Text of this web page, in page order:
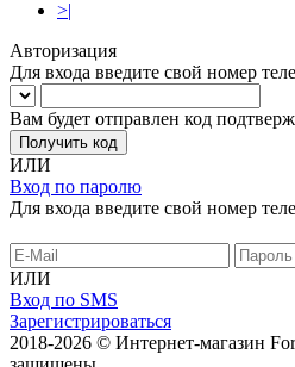
>|
Авторизация
Для входа введите свой номер
Вам будет отправлен код
Получить код
ИЛИ
Вход по паролю
Для входа введите свой номер
ИЛИ
Вход по SMS
Зарегистрироваться
2018-2026 © Интернет-магазин